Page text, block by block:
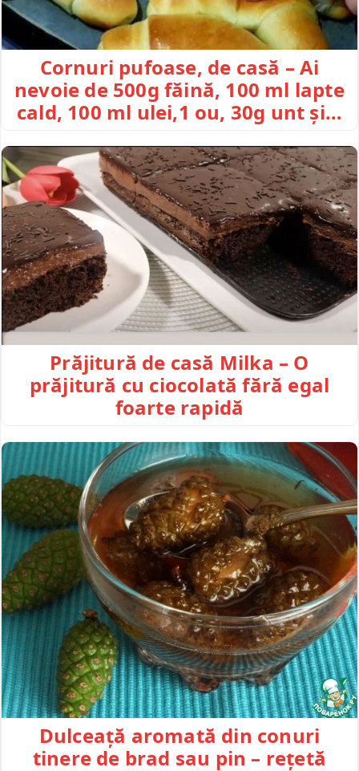
Cornuri pufoase, de casă – Ai
nevoie de 500g făină, 100 ml lapte
cald, 100 ml ulei,1 ou, 30g unt și…
Prăjitură de casă Milka – O
prăjitură cu ciocolată fără egal
foarte rapidă
Dulceață aromată din conuri
tinere de brad sau pin – rețetă